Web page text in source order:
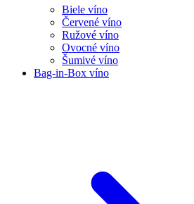
Biele víno
Červené víno
Ružové víno
Ovocné víno
Šumivé víno
Bag-in-Box víno